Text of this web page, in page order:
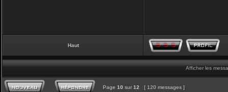
Haut
Afficher les
Page 10 sur 12 [ 120 messages ]